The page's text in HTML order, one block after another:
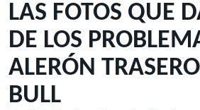
LAS FOTOS QUE
DE LOS
ALERÓN
BULL